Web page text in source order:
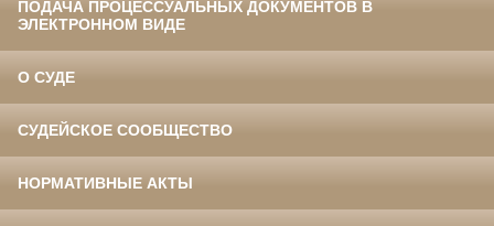
ПОДАЧА ПРОЦЕССУАЛЬНЫХ ДОКУМЕНТОВ В
ЭЛЕКТРОННОМ ВИДЕ
О СУДЕ
СУДЕЙСКОЕ СООБЩЕСТВО
НОРМАТИВНЫЕ АКТЫ